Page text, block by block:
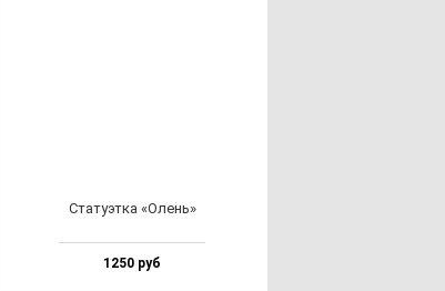
Ста­ту­эт­ка «Олень»
1250 руб